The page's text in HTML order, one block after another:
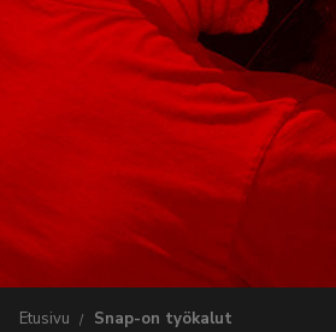
Etusivu Snap-on työkalut